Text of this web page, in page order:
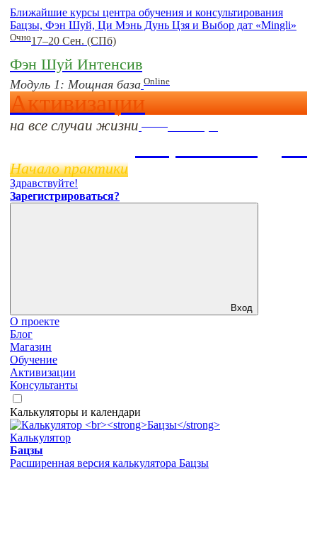
Ближайшие курсы центра обучения и консультирования
Бацзы, Фэн Шуй, Ци Мэнь Дунь Цзя и Выбор дат «Mingli»
Очно17–20 Сен. (СПб)
Фэн Шуй Интенсив
Модуль 1: Мощная база Online
Активизации
на все случаи жизни
Начало практики
Здравствуйте!
Зарегистрироваться?
Вход
О проекте
Блог
Магазин
Обучение
Активизации
Консультанты
Калькуляторы и календари
Калькулятор
Бацзы
Расширенная версия калькулятора Бацзы